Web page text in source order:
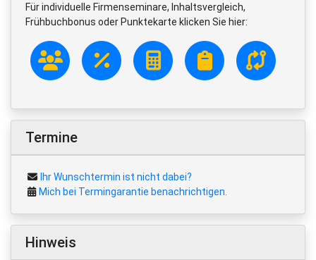
Für individuelle Firmenseminare, Inhaltsvergleich,
Frühbuchbonus oder Punktekarte klicken Sie hier:
Termine
Ihr Wunschtermin ist nicht dabei?
Mich bei Termingarantie benachrichtigen.
Hinweis